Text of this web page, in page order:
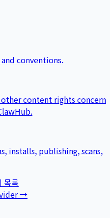
conventions.
content rights concern
installs, publishing, scans,
목록
→